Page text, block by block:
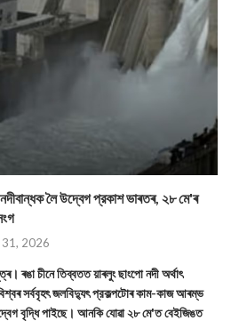
নদীবান্ধক লৈ উদ্বেগ প্রকাশ ভাৰতৰ, ২৮ মে'ৰ
31, 2026
ৰঙা চীনে তিব্বতত য়াৰলুং ছাংপো নদী অর্থাৎ
সৰ্ববৃহৎ জলবিদ্যুৎ প্রকল্পটোৰ কাম-কাজ আৰম্ভ
বৃদ্ধি পাইছে। আনকি যোৱা ২৮ মে'ত বেইজিঙত